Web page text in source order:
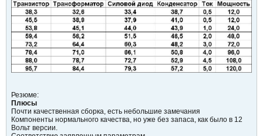
Резюме:
Плюсы
Почти качественная сборка, есть небольшие замечания
Компоненты нормального качества, но уже без запаса, как было в 12
Вольт версии.